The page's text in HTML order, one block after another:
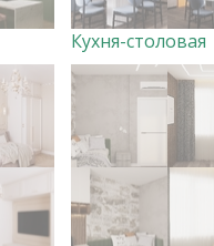
Кухня-столовая